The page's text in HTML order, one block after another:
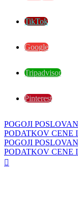
TikTok
Google
Tripadvisor
Pinterest
POGOJI
PODATKOV CENE
POGOJI
PODATKOV CENE
